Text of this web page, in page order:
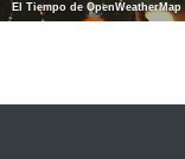
El Tiempo de OpenWeatherMap